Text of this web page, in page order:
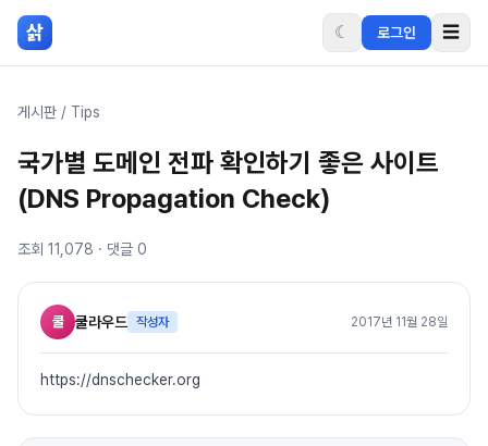
본문 바로가기
삵 ☾ 로그인 ☰
게시판 / Tips
국가별 도메인 전파 확인하기 좋은 사이트
(DNS Propagation Check)
조회 11,078 · 댓글 0
쿨 쿨라우드 작성자 2017년 11월 28일
https://dnschecker.org